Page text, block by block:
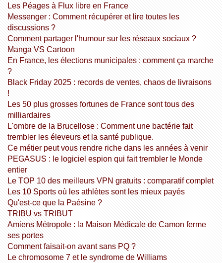
Les Péages à Flux libre en France
Messenger : Comment récupérer et lire toutes les
discussions ?
Comment partager l'humour sur les réseaux sociaux ?
Manga VS Cartoon
En France, les élections municipales : comment ça marche
?
Black Friday 2025 : records de ventes, chaos de livraisons
!
Les 50 plus grosses fortunes de France sont tous des
milliardaires
L'ombre de la Brucellose : Comment une bactérie fait
trembler les éleveurs et la santé publique.
Ce métier peut vous rendre riche dans les années à venir
PEGASUS : le logiciel espion qui fait trembler le Monde
entier
Le TOP 10 des meilleurs VPN gratuits : comparatif complet
Les 10 Sports où les athlètes sont les mieux payés
Qu'est-ce que la Paésine ?
TRIBU vs TRIBUT
Amiens Métropole : la Maison Médicale de Camon ferme
ses portes
Comment faisait-on avant sans PQ ?
Le chromosome 7 et le syndrome de Williams